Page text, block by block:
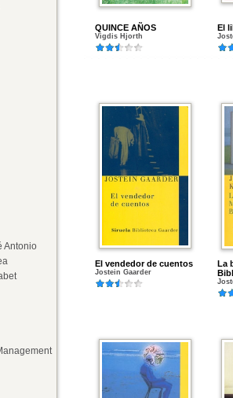
Antonio
QUINCE AÑOS
Vigdis Hjorth
El
El vendedor de cuentos
Jostein Gaarder
La